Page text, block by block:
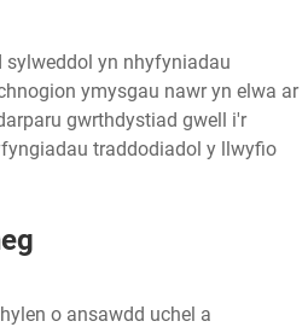
yn nhyfyniadau
ymysgau nawr yn elwa ar
gwrthdystiad gwell i'r
traddodiadol y llwyfio
o ansawdd uchel a